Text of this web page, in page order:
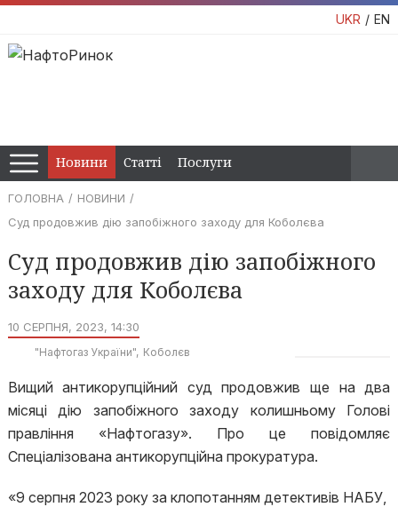
UKR EN
Новини Статті Послуги
ГОЛОВНА
НОВИНИ
Суд продовжив дію запобіжного заходу для Коболєва
Суд продовжив дію запобіжного
заходу для Коболєва
10 СЕРПНЯ, 2023, 14:30
"Нафтогаз України" Коболєв
Вищий антикорупційний суд продовжив ще на два
місяці дію запобіжного заходу колишньому Голові
правління «Нафтогазу». Про це повідомляє
Спеціалізована антикорупційна прокуратура.
«9 серпня 2023 року за клопотанням детективів НАБУ,